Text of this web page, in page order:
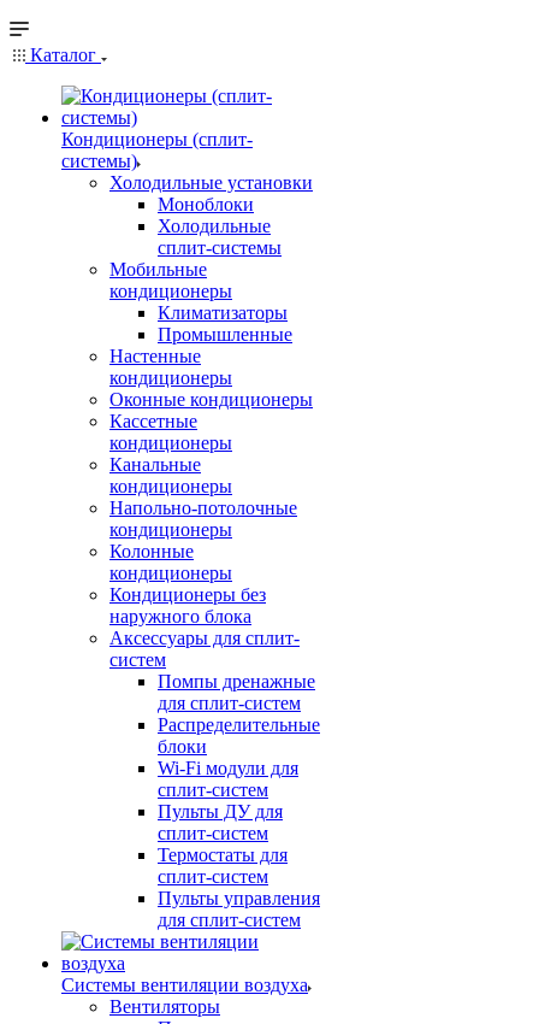
Каталог
Кондиционеры (сплит-
системы)
Холодильные установки
Моноблоки
Холодильные
сплит-системы
Мобильные
кондиционеры
Климатизаторы
Промышленные
Настенные
кондиционеры
Оконные кондиционеры
Кассетные
кондиционеры
Канальные
кондиционеры
Напольно-потолочные
кондиционеры
Колонные
кондиционеры
Кондиционеры без
наружного блока
Аксессуары для сплит-
систем
Помпы дренажные
для сплит-систем
Распределительные
блоки
Wi-Fi модули для
сплит-систем
Пульты ДУ для
сплит-систем
Термостаты для
сплит-систем
Пульты управления
для сплит-систем
Системы вентиляции воздуха
Вентиляторы